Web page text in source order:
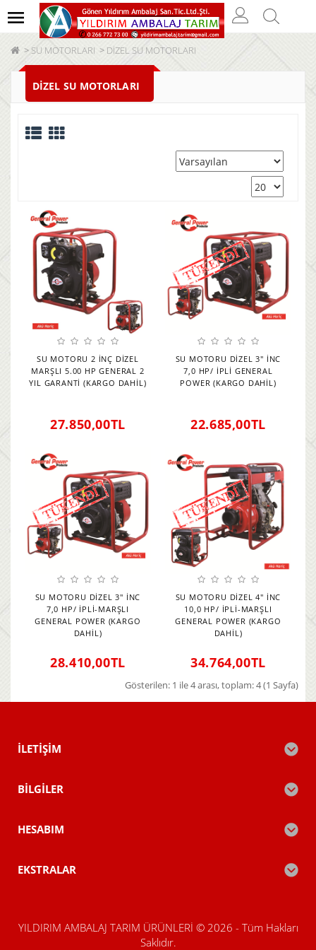
SU MOTORLARI DİZEL SU MOTORLARI
DİZEL SU MOTORLARI
SU MOTORU 2 İNÇ DİZEL
MARŞLI 5.00 HP GENERAL 2
YIL GARANTİ (KARGO DAHİL)
27.850,00TL
SU MOTORU DİZEL 3" İNC
7,0 HP/ İPLİ GENERAL
POWER (KARGO DAHİL)
22.685,00TL
SU MOTORU DİZEL 3" İNC
7,0 HP/ İPLİ-MARŞLI
GENERAL POWER (KARGO
DAHİL)
28.410,00TL
SU MOTORU DİZEL 4" İNC
10,0 HP/ İPLİ-MARŞLI
GENERAL POWER (KARGO
DAHİL)
34.764,00TL
Gösterilen: 1 ile 4 arası, toplam: 4 (1 Sayfa)
İLETIŞIM
BILGILER
HESABIM
EKSTRALAR
YILDIRIM AMBALAJ TARIM ÜRÜNLERİ © 2026 - Tüm Hakları
Saklıdır.